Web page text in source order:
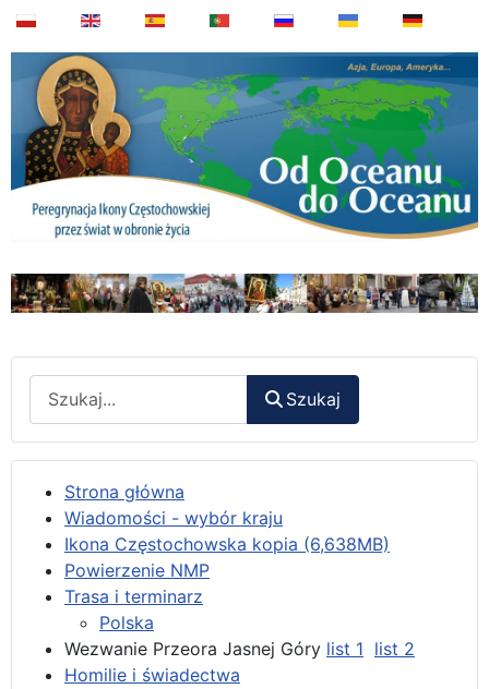
Szukaj
Strona główna
Wiadomości - wybór kraju
Ikona Częstochowska kopia (6,638MB)
Powierzenie NMP
Trasa i terminarz
Polska
Wezwanie Przeora Jasnej Góry list 1 list 2
Homilie i świadectwa